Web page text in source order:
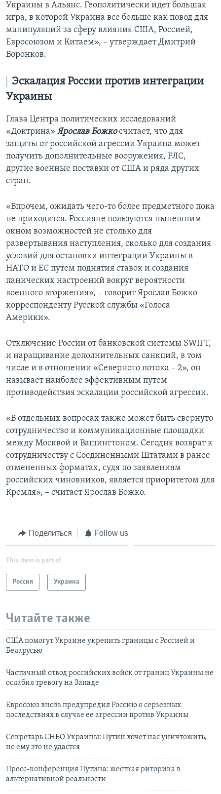
Украины в Альянс. Геополитически идет большая
игра, в которой Украина все больше как повод для
манипуляций за сферу влияния США, Россией,
Евросоюзом и Китаем», – утверждает Дмитрий
Воронков.
Эскалация России против интеграции
Украины
Глава Центра политических исследований
«Доктрина» Ярослав Божкосчитает, что для
защиты от российской агрессии Украина может
получить дополнительные вооружения, РЛС,
другие военные поставки от США и ряда других
стран.
«Впрочем, ожидать чего-то более предметного пока
не приходится. Россияне пользуются нынешним
окном возможностей не столько для
развертывания наступления, сколько для создания
условий для остановки интеграции Украины в
НАТО и ЕС путем поднятия ставок и создания
панических настроений вокруг вероятности
военного вторжения», – говорит Ярослав Божко
корреспонденту Русской службы «Голоса
Америки».
Отключение России от банковской системы SWIFT,
и наращивание дополнительных санкций, в том
числе и в отношении «Северного потока – 2», он
называет наиболее эффективным путем
противодействия эскалации российской агрессии.
«В отдельных вопросах также может быть свернуто
сотрудничество и коммуникационные площадки
между Москвой и Вашингтоном. Сегодня возврат к
сотрудничеству с Соединенными Штатами в ранее
отмененных форматах, судя по заявлениям
российских чиновников, является приоритетом для
Кремля», – считает Ярослав Божко.
Поделиться Follow us
This item is part of
Россия Украина
Читайте также
США помогут Украине укрепить границы с Россией и
Беларусью
Частичный отвод российских войск от границ Украины не
ослабил тревогу на Западе
Евросоюз вновь предупредил Россию о серьезных
последствиях в случае ее агрессии против Украины
Секретарь СНБО Украины: Путин хочет нас уничтожить,
но ему это не удастся
Пресс-конференция Путина: жесткая риторика в
альтернативной реальности